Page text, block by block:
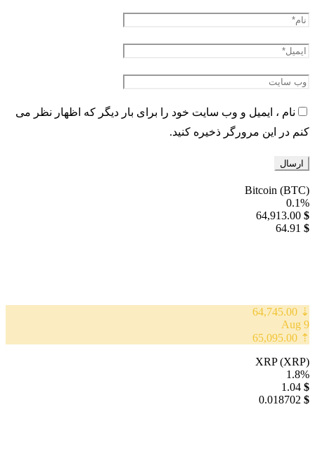
نام ، ایمیل و وب سایت خود را برای بار دیگر که اظهار نظر می
کنم در این مرورگر ذخیره کنید.
Bitcoin (BTC)
0.1%
$
64,913.00
$
64.91
⇣ 64,745.00
9 Aug
⇡ 65,095.00
XRP (XRP)
1.8%
$
1.04
$
0.018702